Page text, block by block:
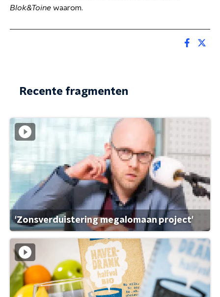
Blok&Toine waarom.
Recente fragmenten
'Zonsverduistering megalomaan project'